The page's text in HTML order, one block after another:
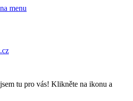
menu
tu pro vás! Klikněte na ikonu a